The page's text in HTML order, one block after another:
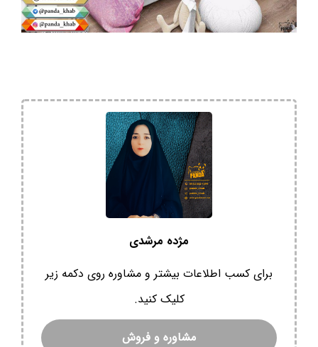
مژده مرشدی
برای کسب اطلاعات بیشتر و مشاوره روی دکمه زیر
کلیک کنید.
مشاوره و فروش